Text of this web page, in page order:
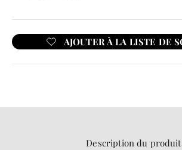
Description du produit